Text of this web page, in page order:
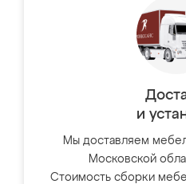
и
Мы доставляем
Московской
Стоимость сборки